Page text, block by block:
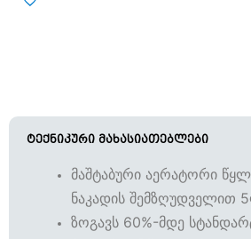
ტექნიკური მახასიათებლები
მაშტაბური აერატორი
ნაკადის შემზღუდველით
ზოგავს 60%-მდე